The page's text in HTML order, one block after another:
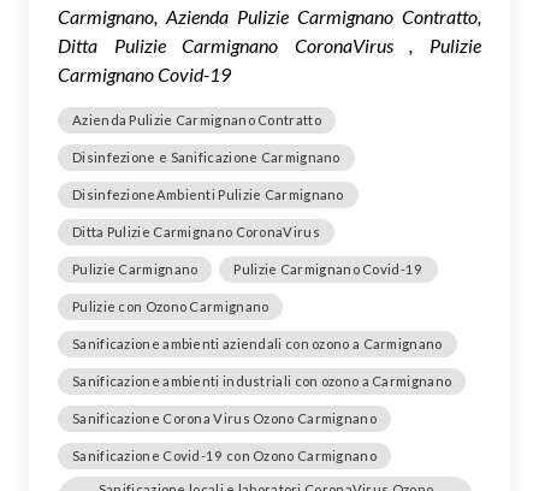
Carmignano, Azienda Pulizie Carmignano Contratto,
Ditta Pulizie Carmignano CoronaVirus , Pulizie
Carmignano Covid-19
Azienda Pulizie Carmignano Contratto
Disinfezione e Sanificazione Carmignano
DisinfezioneAmbienti Pulizie Carmignano
Ditta Pulizie Carmignano CoronaVirus
Pulizie Carmignano Pulizie Carmignano Covid-19
Pulizie con Ozono Carmignano
Sanificazione ambienti aziendali con ozono a Carmignano
Sanificazione ambienti industriali con ozono a Carmignano
Sanificazione Corona Virus Ozono Carmignano
Sanificazione Covid-19 con Ozono Carmignano